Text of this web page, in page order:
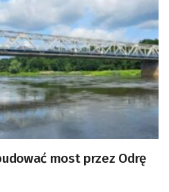
most przez Odrę